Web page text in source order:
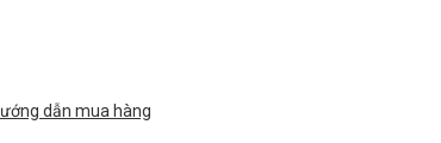
dẫn mua hàng